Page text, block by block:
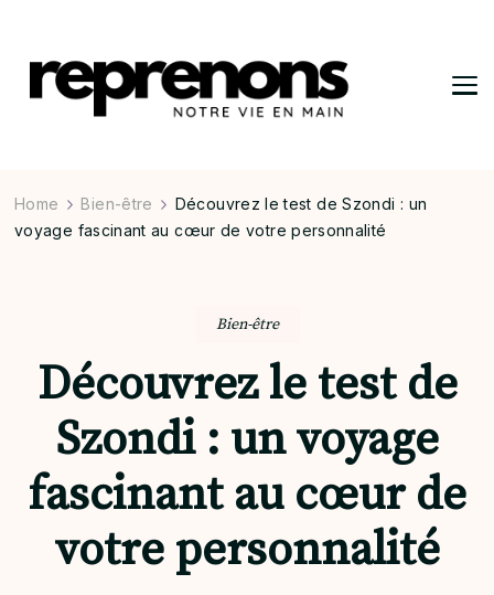
Home Bien-être
Découvrez le test de Szondi : un
voyage fascinant au cœur de votre personnalité
Bien-être
Découvrez le test de
Szondi : un voyage
fascinant au cœur de
votre personnalité